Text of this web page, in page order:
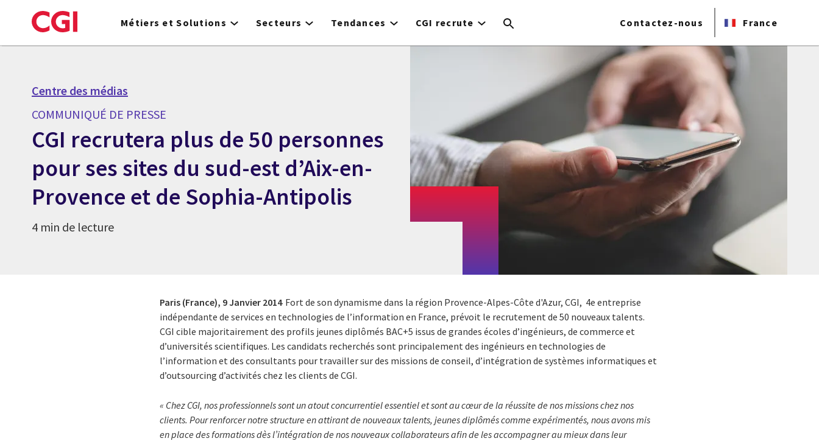
to
Métiers et Solutions Secteurs Tendances CGI recrute Contactez-nous France
Centre des médias
COMMUNIQUÉ DE PRESSE
CGI recrutera plus de 50 personnes
pour ses sites du sud-est d’Aix-en-
Provence et de Sophia-Antipolis
4 min de lecture
Paris (France), 9 Janvier 2014 Fort de son dynamisme dans la région Provence-Alpes-Côte d'Azur, CGI, 4e entreprise
indépendante de services en technologies de l’information en France, prévoit le recrutement de 50 nouveaux talents.
CGI cible majoritairement des profils jeunes diplômés BAC+5 issus de grandes écoles d’ingénieurs, de commerce et
d’universités scientifiques. Les candidats recherchés sont principalement des ingénieurs en technologies de
l’information et des consultants pour travailler sur des missions de conseil, d’intégration de systèmes informatiques et
d’outsourcing d’activités chez les clients de CGI.
« Chez CGI,nos professionnels sont un atout concurrentiel essentiel et sont au cœur de la réussite de nos missions chez nos
clients. Pour renforcer notre structure en attirant de nouveaux talents, jeunes diplômés comme expérimentés, nous avons mis
en place des formations dès l’intégration de nos nouveaux collaborateurs afin de les accompagner au mieuxdans leur